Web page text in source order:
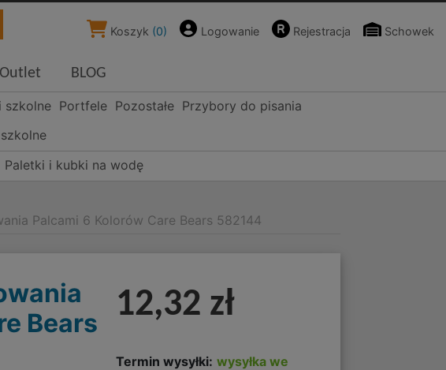
Koszyk (0) Logowanie Rejestracja Schowek
Outlet BLOG
szkolne Portfele Pozostałe Przybory do pisania
Paletki i kubki na wodę
Palcami 6 Kolorów Care Bears 582144
Bears
12,32 zł
Termin wysyłki: wysyłka we